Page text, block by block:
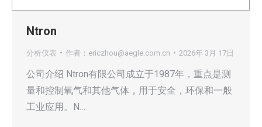
Ntron
分析仪表 作者： ericzhou@aegle.com.cn 2026年 3月 17日
公司介绍 Ntron有限公司成立于1987年，重点是测
量和控制氧气和其他气体，用于安全，环保和一般
工业应用。N…